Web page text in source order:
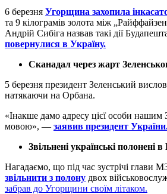
6 березня Угорщина захопила
та 9 кілограмів золота між
Андрій Сибіга назвав такі дії
повернулися в Україну.
Сканадал через жарт
5 березня президент Зеленський
натякаючи на Орбана.
«Інакше дамо адресу цієї особи
мовою», — заявив президент
Звільнені українські полонені
Нагадаємо, що під час зустрічі
звільнити з полону двох
забрав до Угорщини своїм літаком.